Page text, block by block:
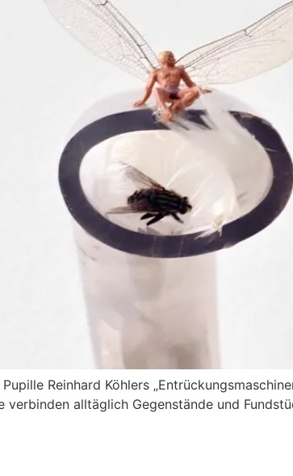
Reinhard Köhlers
verbinden alltäglich Gegenstände und